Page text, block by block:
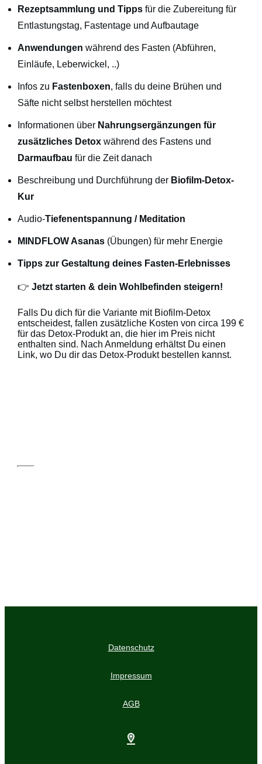
Rezeptsammlung und Tipps für die Zubereitung für
Entlastungstag, Fastentage und Aufbautage
Anwendungen während des Fasten (Abführen,
Einläufe, Leberwickel, ..)
Infos zu Fastenboxen, falls du deine Brühen und
Säfte nicht selbst herstellen möchtest
Informationen über Nahrungsergänzungen für
zusätzliches Detox während des Fastens und
Darmaufbau für die Zeit danach
Beschreibung und Durchführung der Biofilm-Detox-
Kur
Audio-Tiefenentspannung / Meditation
MINDFLOW Asanas (Übungen) für mehr Energie
Tipps zur Gestaltung deines Fasten-Erlebnisses
👉 Jetzt starten & dein Wohlbefinden steigern!
Falls Du dich für die Variante mit Biofilm-Detox
entscheidest, fallen zusätzliche Kosten von circa 199 €
für das Detox-Produkt an, die hier im Preis nicht
enthalten sind. Nach Anmeldung erhältst Du einen
Link, wo Du dir das Detox-Produkt bestellen kannst.
Datenschutz
Impressum
AGB